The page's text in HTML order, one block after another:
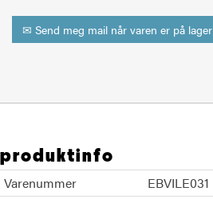
✉ Send meg mail når varen er på lager
produktinfo
Varenummer
EBVILE031